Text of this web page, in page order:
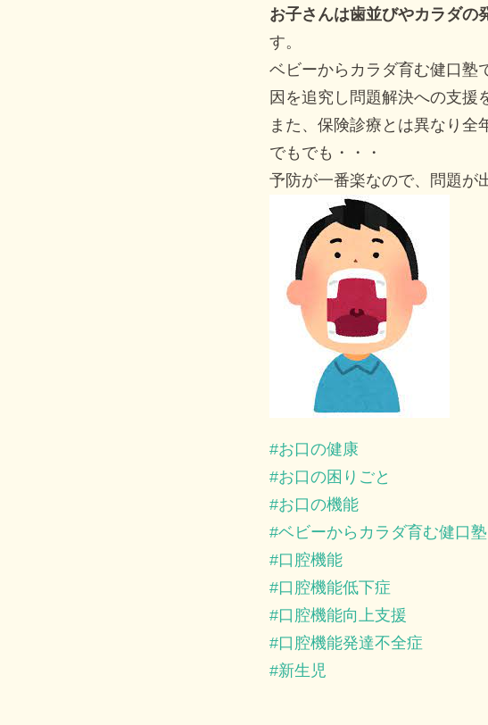
お子さんは歯並びやカラダの
す。
ベビーからカラダ育む健口塾
因を追究し問題解決への支援
また、保険診療とは異なり全
でもでも・・・
予防が一番楽なので、問題が
お口の健康
お口の困りごと
お口の機能
ベビーからカラダ育む健口塾
口腔機能
口腔機能低下症
口腔機能向上支援
口腔機能発達不全症
新生児